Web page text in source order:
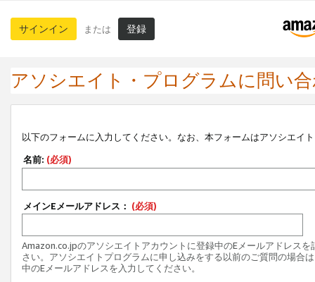
サインイン または 登録
アソシエイト・プログラムに問い
以下のフォームに入力してください。なお、本フォームはアソシエイ
名前: (必須)
メインEメールアドレス： (必須)
Amazon.co.jpのアソシエイトアカウントに登録中のEメールアドレスを
さい。アソシエイトプログラムに申し込みをする以前のご質問の場合
中のEメールアドレスを入力してください。